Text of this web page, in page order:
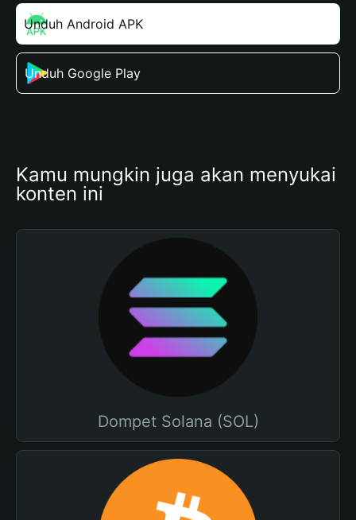
Unduh Android APK
Unduh Google Play
Kamu mungkin juga akan menyukai
konten ini
Dompet Solana (SOL)